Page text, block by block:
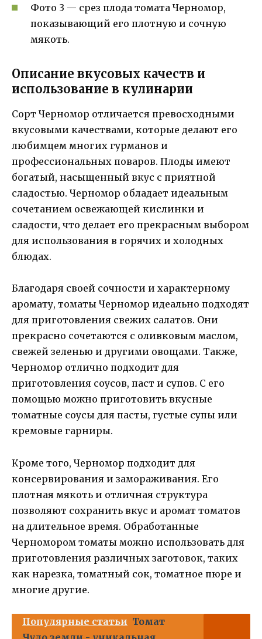
Фото 3 — срез плода томата Черномор,
показывающий его плотную и сочную
мякоть.
Описание вкусовых качеств и
использование в кулинарии
Сорт Черномор отличается превосходными
вкусовыми качествами, которые делают его
любимцем многих гурманов и
профессиональных поваров. Плоды имеют
богатый, насыщенный вкус с приятной
сладостью. Черномор обладает идеальным
сочетанием освежающей кислинки и
сладости, что делает его прекрасным выбором
для использования в горячих и холодных
блюдах.
Благодаря своей сочности и характерному
аромату, томаты Черномор идеально подходят
для приготовления свежих салатов. Они
прекрасно сочетаются с оливковым маслом,
свежей зеленью и другими овощами. Также,
Черномор отлично подходит для
приготовления соусов, паст и супов. С его
помощью можно приготовить вкусные
томатные соусы для пасты, густые супы или
кремовые гарниры.
Кроме того, Черномор подходит для
консервирования и замораживания. Его
плотная мякоть и отличная структура
позволяют сохранить вкус и аромат томатов
на длительное время. Обработанные
Черномором томаты можно использовать для
приготовления различных заготовок, таких
как нарезка, томатный сок, томатное пюре и
многие другие.
Популярные статьи Томат